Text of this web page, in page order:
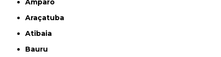
Amparo
Araçatuba
Atibaia
Bauru